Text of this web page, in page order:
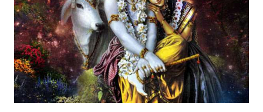
ella, aunque los bancos te embarguen el día de mañana, el
Nuevo Orden Mundial no podrá robarte tu economía. Para
aquellos que empiezan en el mundo del bitcoin y las
criptomonedas, sabrás que a veces es complicado comprar
y vender bitcoins y es por esta razón, que a petición de
varios mails recibidos, os facilito el enlace d...